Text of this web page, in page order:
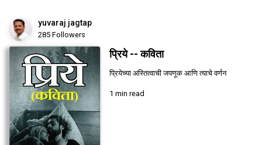
yuvaraj jagtap
285 Followers
प्रिये -- कविता
प्रियेच्या अस्तित्वाची जपणूक आणि त्याचे वर्णन
1 min read